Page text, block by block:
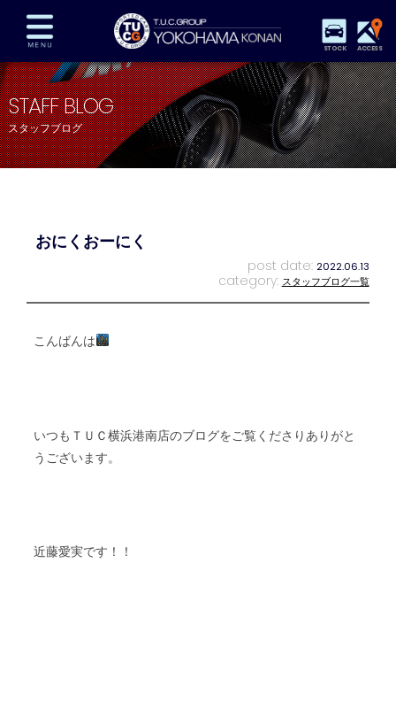
STOCK ACCESS
在庫車両情報 保証&サービス パーツリスト
TUCとは？ 店舗情報 アクセスマップ
全国納車 特別作業 注文販売
STAFF BLOG
スタッフブログ
おにくおーにく
post date: 2022.06.13
category: スタッフブログ一覧
こんばんは
いつも ＴＵＣ横浜港南店のブログをご覧くださりありがと
うございます。
近藤愛実です！！